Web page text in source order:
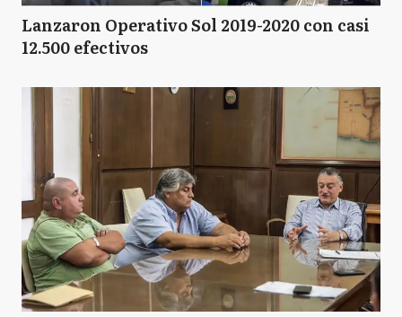
Lanzaron Operativo Sol 2019-2020 con casi
12.500 efectivos